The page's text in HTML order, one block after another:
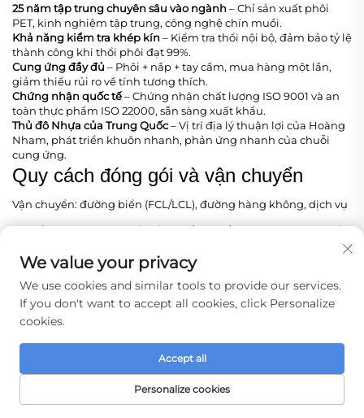
25 năm tập trung chuyên sâu vào ngành– Chỉ sản xuất phôi
PET, kinh nghiệm tập trung, công nghệ chín muồi.
Khả năng kiểm tra khép kín– Kiểm tra thổi nội bộ, đảm bảo tỷ lệ
thành công khi thổi phôi đạt 99%.
Cung ứng đầy đủ – Phôi + nắp + tay cầm, mua hàng một lần,
giảm thiểu rủi ro về tính tương thích.
Chứng nhận quốc tế– Chứng nhận chất lượng ISO 9001 và an
toàn thực phẩm ISO 22000, sẵn sàng xuất khẩu.
Thủ đô Nhựa của Trung Quốc– Vị trí địa lý thuận lợi của Hoàng
Nham, phát triển khuôn nhanh, phản ứng nhanh của chuỗi
cung ứng.
Quy cách đóng gói và vận chuyển
Vận chuyển: đường biển (FCL/LCL), đường hàng không, dịch vụ
chuyển phát nhanh quốc tế (DHL/FedEx/UPS) – do nhà máy sắp
xếp hoặc thông qua đại lý vận chuyển của khách hàng
We value your privacy
We use cookies and similar tools to provide our services.
If you don't want to accept all cookies, click Personalize
cookies.
Personalize cookies
Accept all